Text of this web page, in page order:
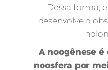
Dessa forma,
desenvolve o
A noogênese é
noosfera por